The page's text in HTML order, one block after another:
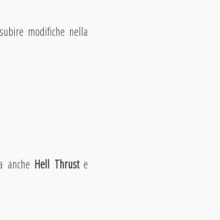
modifiche nella
anche Hell Thruste